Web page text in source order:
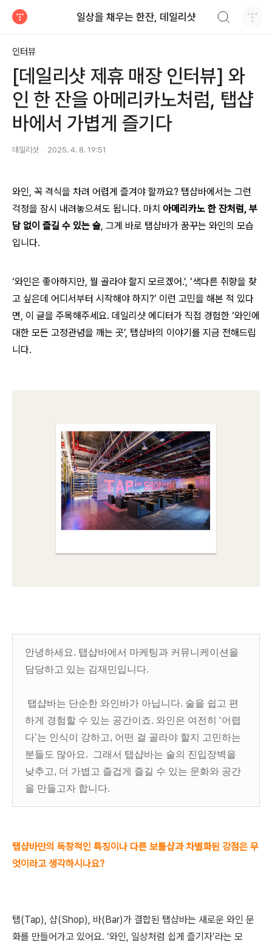
일상을 채우는 한잔, 데일리샷
인터뷰
[데일리샷 제휴 매장 인터뷰] 와
인 한 잔을 아메리카노처럼, 탭샵
바에서 가볍게 즐기다
데일리샷 2025. 4. 8. 19:51
와인, 꼭 격식을 차려 어렵게 즐겨야 할까요? 탭샵바에서는 그런
걱정을 잠시 내려놓으셔도 됩니다. 마치 아메리카노 한 잔처럼, 부
담 없이 즐길 수 있는 술, 그게 바로 탭샵바가 꿈꾸는 와인의 모습
입니다.
‘와인은 좋아하지만, 뭘 골라야 할지 모르겠어.’, ‘색다른 취향을 찾
고 싶은데 어디서부터 시작해야 하지?’ 이런 고민을 해본 적 있다
면, 이 글을 주목해주세요. 데일리샷 에디터가 직접 경험한 ‘와인에
대한 모든 고정관념을 깨는 곳’, 탭샵바의 이야기를 지금 전해드립
니다.
안녕하세요. 탭샵바에서 마케팅과 커뮤니케이션을
담당하고 있는 김재민입니다.
​ 탭샵바는 단순한 와인바가 아닙니다. 술을 쉽고 편
하게 경험할 수 있는 공간이죠. 와인은 여전히 ‘어렵
다’는 인식이 강하고, 어떤 걸 골라야 할지 고민하는
분들도 많아요. ​ 그래서 탭샵바는 술의 진입장벽을
낮추고, 더 가볍고 즐겁게 즐길 수 있는 문화와 공간
을 만들고자 합니다.
탭샵바만의 독창적인 특징이나 다른 보틀샵과 차별화된 강점은 무
엇이라고 생각하시나요?
탭(Tap), 샵(Shop), 바(Bar)가 결합된 탭샵바는 새로운 와인 문
화를 만들어가고 있어요. ‘와인, 일상처럼 쉽게 즐기자’라는 모